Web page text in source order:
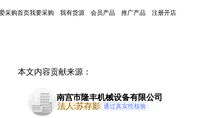
采购首页我要采购 我有货源 会员产品 推广产品 注册开店
本文内容贡献来源：
南宫市隆丰机械设备有限公司
法人:苏存影 通过真实性核验